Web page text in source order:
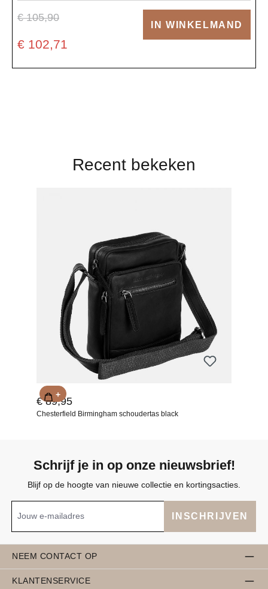
€ 105,90
€ 102,71
IN WINKELMAND
Recent bekeken
€ 89,95
Chesterfield Birmingham schoudertas black
+
Schrijf je in op onze nieuwsbrief!
Blijf op de hoogte van nieuwe collectie en kortingsacties.
INSCHRIJVEN
NEEM CONTACT OP
KLANTENSERVICE